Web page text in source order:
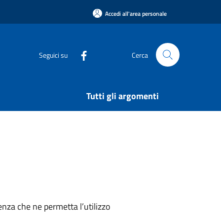
Accedi all'area personale
Seguici su Cerca
Tutti gli argomenti
che ne permetta l’utilizzo